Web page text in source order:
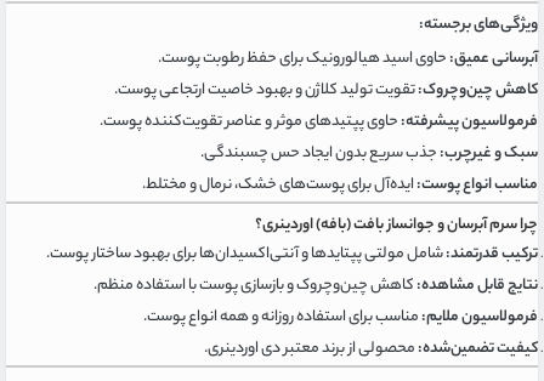
ویژگی‌های برجسته:
آبرسانی عمیق:حاوی اسید هیالورونیک برای حفظ رطوبت پوست.
کاهش چین‌وچروک:تقویت تولید کلاژن و بهبود خاصیت ارتجاعی پوست.
فرمولاسیون پیشرفته:حاوی پپتیدهای موثر و عناصر تقویت‌کننده پوست.
سبک و غیرچرب:جذب سریع بدون ایجاد حس چسبندگی.
مناسب انواع پوست:ایده‌آل برای پوست‌های خشک، نرمال و مختلط.
چرا سرم آبرسان و جوانساز بافت (بافه) اوردینری؟
ترکیب قدرتمند:شامل مولتی پپتایدها و آنتی‌اکسیدان‌ها برای بهبود ساختار پوست.
نتایج قابل مشاهده:کاهش چین‌وچروک و بازسازی پوست با استفاده منظم.
فرمولاسیون ملایم:مناسب برای استفاده روزانه و همه انواع پوست.
کیفیت تضمین‌شده:محصولی از برند معتبر دی اوردینری.